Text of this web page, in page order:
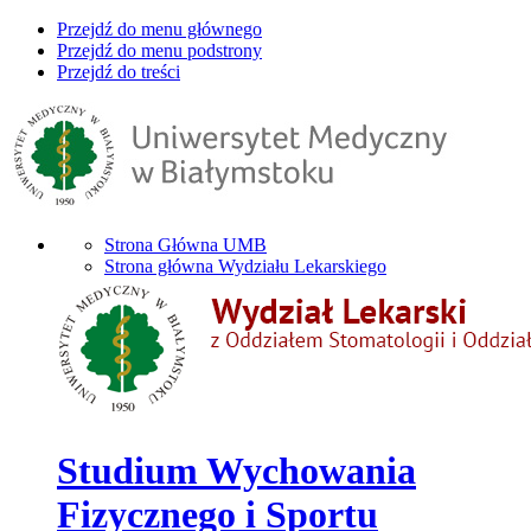
Przejdź do menu głównego
Przejdź do menu podstrony
Przejdź do treści
Strona Główna UMB
Strona główna Wydziału Lekarskiego
Studium Wychowania
Fizycznego i Sportu